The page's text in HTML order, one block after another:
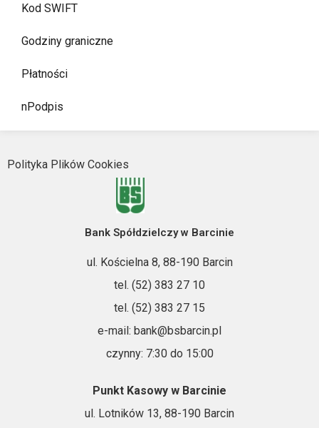
Kod SWIFT
Godziny graniczne
Płatności
nPodpis
Polityka Plików Cookies
Bank Spółdzielczy w Barcinie
ul. Kościelna 8, 88-190 Barcin
tel. (52) 383 27 10
tel. (52) 383 27 15
e-mail: bank@bsbarcin.pl
czynny: 7:30 do 15:00
Punkt Kasowy w Barcinie
ul. Lotników 13, 88-190 Barcin